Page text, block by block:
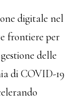
digitale nel
frontiere per
delle
di COVID-19